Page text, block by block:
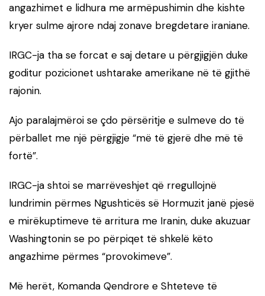
angazhimet e lidhura me armëpushimin dhe kishte
kryer sulme ajrore ndaj zonave bregdetare iraniane.
IRGC-ja tha se forcat e saj detare u përgjigjën duke
goditur pozicionet ushtarake amerikane në të gjithë
rajonin.
Ajo paralajmëroi se çdo përsëritje e sulmeve do të
përballet me një përgjigje “më të gjerë dhe më të
fortë”.
IRGC-ja shtoi se marrëveshjet që rregullojnë
lundrimin përmes Ngushticës së Hormuzit janë pjesë
e mirëkuptimeve të arritura me Iranin, duke akuzuar
Washingtonin se po përpiqet të shkelë këto
angazhime përmes “provokimeve”.
Më herët, Komanda Qendrore e Shteteve të